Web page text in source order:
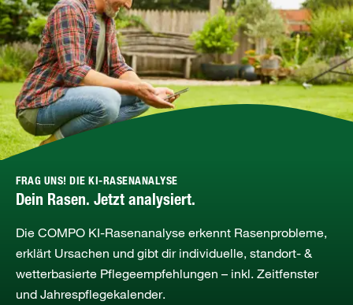
FRAG UNS! DIE KI-RASENANALYSE
Dein Rasen. Jetzt analysiert.
Die COMPO KI‑Rasenanalyse erkennt Rasenprobleme,
erklärt Ursachen und gibt dir individuelle, standort‑ &
wetterbasierte Pflegeempfehlungen – inkl. Zeitfenster
und Jahrespflegekalender.